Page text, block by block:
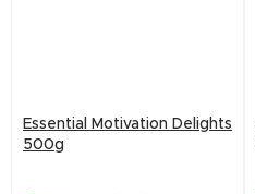
Essential Motivation Delights
500g